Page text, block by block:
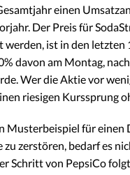
einen
Der Preis für
werden, ist in den
davon am Montag,
Wer die Aktie vor
riesigen Kurssprung
Musterbeispiel für einen
zu zerstören, bedarf es
Schritt von PepsiCo